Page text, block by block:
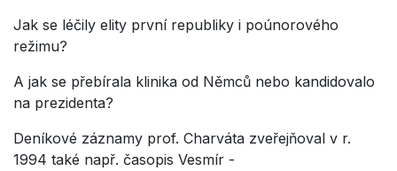
Jak se léčily elity první republiky i poúnorového
režimu?
A jak se přebírala klinika od Němců nebo kandidovalo
na prezidenta?
Deníkové záznamy prof. Charváta zveřejňoval v r.
1994 také např. časopis Vesmír -